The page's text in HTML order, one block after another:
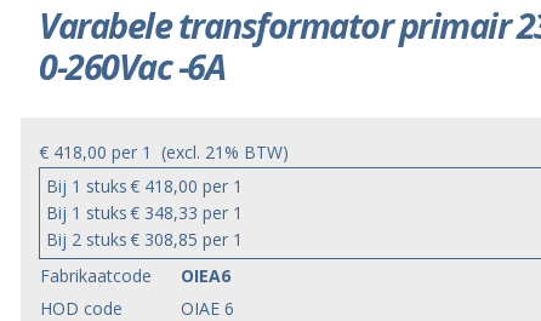
Varabele transformator primair
0-260Vac -6A
€ 418,00 per 1 (excl. 21% BTW)
Bij 1 stuks€ 418,00 per 1
Bij 1 stuks€ 348,33 per 1
Bij 2 stuks€ 308,85 per 1
Fabrikaatcode
OIEA6
HOD code
OIAE 6